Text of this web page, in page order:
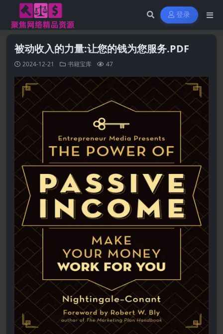
登录
被动收入的力量:让您的钱为您服务.PDF
2024-12-21 书籍宝库 47